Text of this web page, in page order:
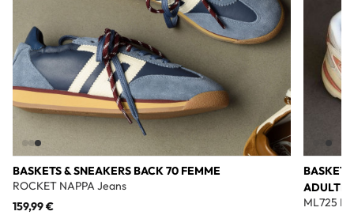
BASKETS & SNEAKERS BACK 70 FEMME
ROCKET NAPPA Jeans
159,99 €
ADULTE
ML725